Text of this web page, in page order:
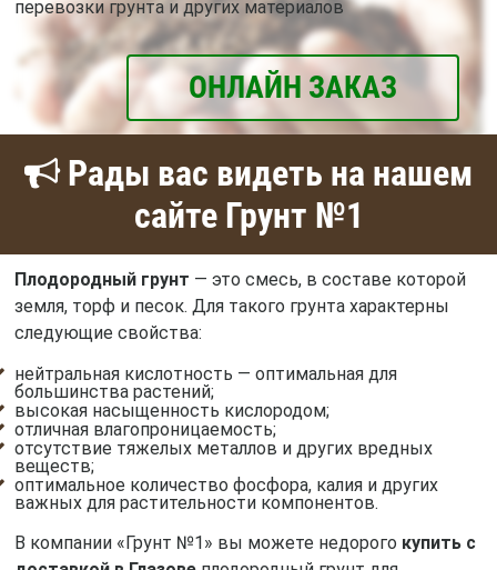
перевозки грунта и других материалов
ОНЛАЙН ЗАКАЗ
Рады вас видеть на нашем
сайте Грунт №1
Плодородный грунт — это смесь, в составе которой
земля, торф и песок. Для такого грунта характерны
следующие свойства:
нейтральная кислотность — оптимальная для
большинства растений;
высокая насыщенность кислородом;
отличная влагопроницаемость;
отсутствие тяжелых металлов и других вредных
веществ;
оптимальное количество фосфора, калия и других
важных для растительности компонентов.
В компании «Грунт №1» вы можете недорого купить с